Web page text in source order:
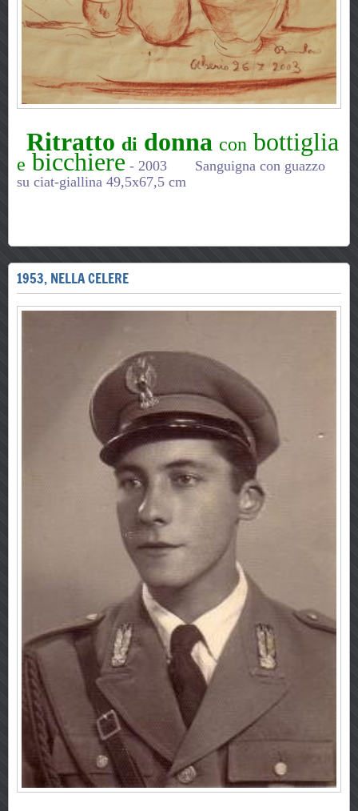
Ritratto di donna con bottiglia
e bicchiere - 2003 Sanguigna con guazzo
su ciat-giallina 49,5x67,5 cm
1953, NELLA CELERE